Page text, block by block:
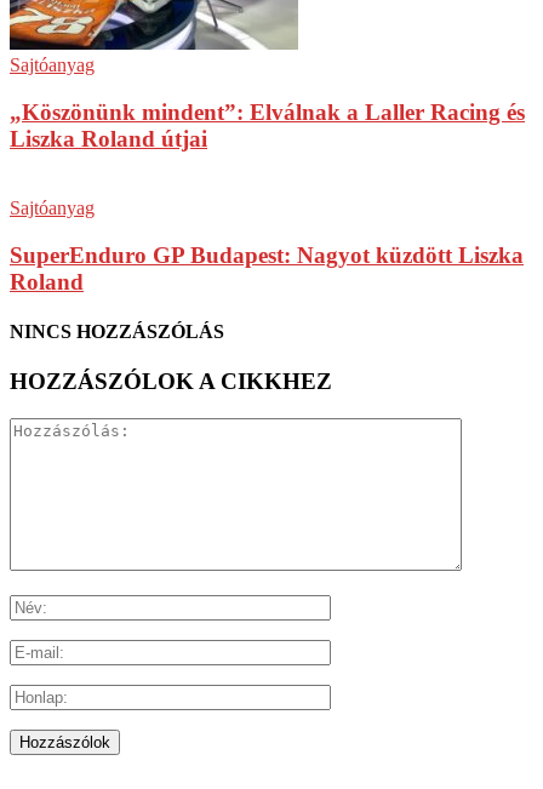
Sajtóanyag
„Köszönünk mindent”: Elválnak a Laller Racing és
Liszka Roland útjai
Sajtóanyag
SuperEnduro GP Budapest: Nagyot küzdött Liszka
Roland
NINCS HOZZÁSZÓLÁS
HOZZÁSZÓLOK A CIKKHEZ